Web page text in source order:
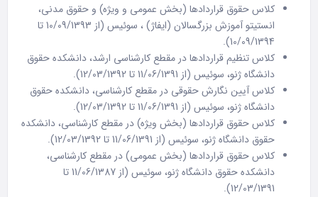
کلاس حقوق قراردادها (بخش عمومی و ویژه) و حقوق مدنی،
انستیتو آموزش بزرگسالان (ایفاژ) ، سوئیس (از 10/09/1393 تا
10/09/1394).
کلاس تنظیم قراردادها در مقطع کارشناسی ارشد، دانشکده حقوق
دانشگاه ژنو، سوئیس (از 11/06/1391 تا 12/03/1392).
کلاس آیین نگارش حقوقی در مقطع کارشناسی، دانشکده حقوق
دانشگاه ژنو، سوئیس (از 11/06/1391 تا 12/03/1392).
کلاس حقوق قراردادها (بخش ویژه) در مقطع کارشناسی، دانشکده
حقوق دانشگاه ژنو، سوئیس (از 11/06/1391 تا 12/03/1392).
کلاس حقوق قراردادها (بخش عمومی) در مقطع کارشناسی،
دانشکده حقوق دانشگاه ژنو، سوئیس (از 11/06/1387 تا
12/03/1391).